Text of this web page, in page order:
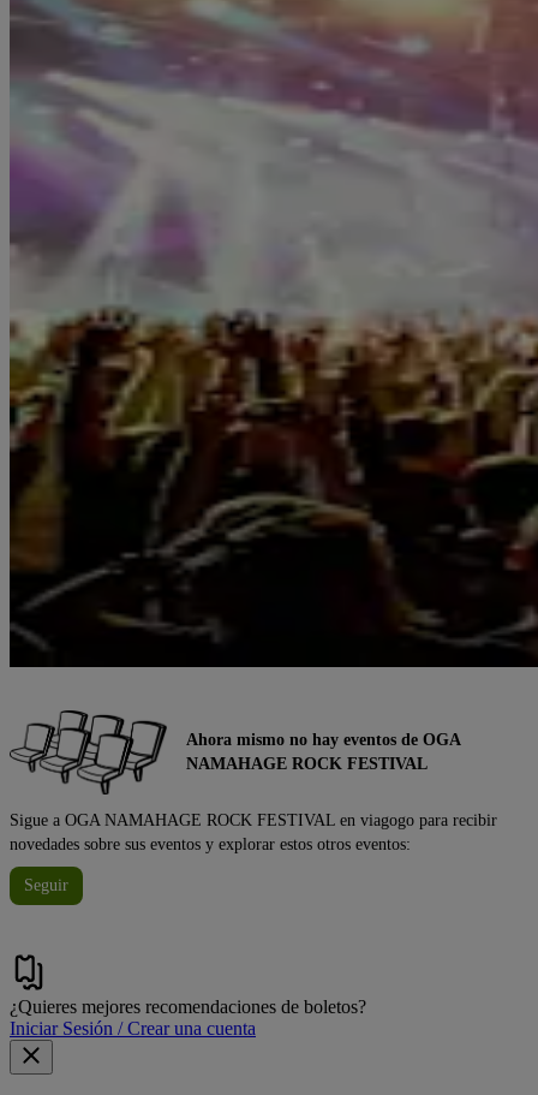
Ahora mismo no hay eventos de OGA
NAMAHAGE ROCK FESTIVAL
Sigue a OGA NAMAHAGE ROCK FESTIVAL en viagogo para recibir
novedades sobre sus eventos y explorar estos otros eventos:
Seguir
¿Quieres mejores recomendaciones de boletos?
Iniciar Sesión / Crear una cuenta